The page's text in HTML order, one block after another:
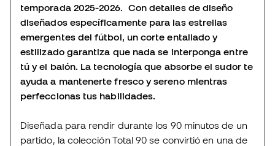
temporada 2025-2026. Con detalles de diseño
diseñados específicamente para las estrellas
emergentes del fútbol, un corte entallado y
estilizado garantiza que nada se interponga entre
tú y el balón. La tecnología que absorbe el sudor te
ayuda a mantenerte fresco y sereno mientras
perfeccionas tus habilidades.
Diseñada para rendir durante los 90 minutos de un
partido, la colección Total 90 se convirtió en una de